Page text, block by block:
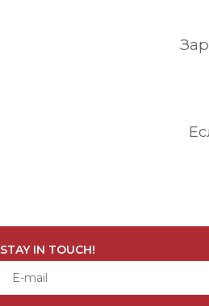
STAY IN TOUCH!